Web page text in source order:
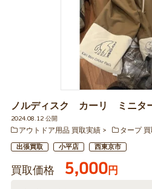
ノルディスク カーリ ミニタ
2024.08.12 公開
アウトドア用品 買取実績
タープ
出張買取 小平店 西東京市
買取価格 5,000円